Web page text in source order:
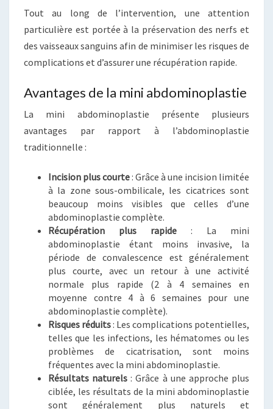
Tout au long de l’intervention, une attention
particulière est portée à la préservation des nerfs et
des vaisseaux sanguins afin de minimiser les risques de
complications et d’assurer une récupération rapide.
Avantages de la mini abdominoplastie
La mini abdominoplastie présente plusieurs
avantages par rapport à l’abdominoplastie
traditionnelle :
Incision plus courte: Grâce à une incision limitée
à la zone sous-ombilicale, les cicatrices sont
beaucoup moins visibles que celles d’une
abdominoplastie complète.
Récupération plus rapide : La mini
abdominoplastie étant moins invasive, la
période de convalescence est généralement
plus courte, avec un retour à une activité
normale plus rapide (2 à 4 semaines en
moyenne contre 4 à 6 semaines pour une
abdominoplastie complète).
Risques réduits: Les complications potentielles,
telles que les infections, les hématomes ou les
problèmes de cicatrisation, sont moins
fréquentes avec la mini abdominoplastie.
Résultats naturels : Grâce à une approche plus
ciblée, les résultats de la mini abdominoplastie
sont généralement plus naturels et